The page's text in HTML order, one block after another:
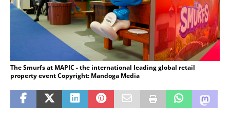
The Smurfs at MAPIC - the international leading global retail
property event Copyright: Mandoga Media